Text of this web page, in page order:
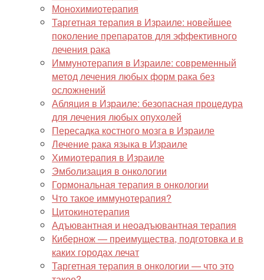
Монохимиотерапия
Таргетная терапия в Израиле: новейшее
поколение препаратов для эффективного
лечения рака
Иммунотерапия в Израиле: современный
метод лечения любых форм рака без
осложнений
Абляция в Израиле: безопасная процедура
для лечения любых опухолей
Пересадка костного мозга в Израиле
Лечение рака языка в Израиле
Химиотерапия в Израиле
Эмболизация в онкологии
Гормональная терапия в онкологии
Что такое иммунотерапия?
Цитокинотерапия
Адъювантная и неоадъювантная терапия
Кибернож — преимущества, подготовка и в
каких городах лечат
Таргетная терапия в онкологии — что это